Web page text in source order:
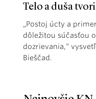
Telo a duša
„Postoj úcty a
dôležitou súčasťou
dozrievania,“
Bieščad.